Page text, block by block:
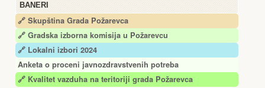
BANERI
🔗 Skupština Grada Požarevca
🔗 Gradska izborna komisija u Požarevcu
🔗 Lokalni izbori 2024
Anketa o proceni javnozdravstvenih potreba
🔗 Kvalitet vazduha na teritoriji grada Požarevca